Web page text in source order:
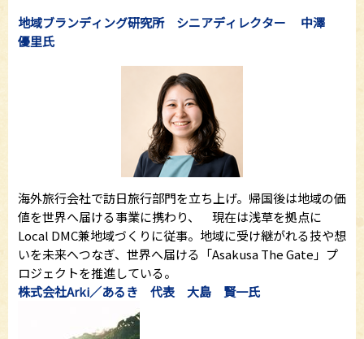
地域ブランディング研究所 シニアディレクター 中澤
優里氏
海外旅行会社で訪日旅行部門を立ち上げ。帰国後は地域の価
値を世界へ届ける事業に携わり、 現在は浅草を拠点に
Local DMC兼地域づくりに従事。地域に受け継がれる技や想
いを未来へつなぎ、世界へ届ける「Asakusa The Gate」プ
ロジェクトを推進している。
株式会社Arki／あるき 代表 大島 賢一氏